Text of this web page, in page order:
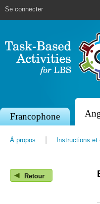
Se connecter
◀ Retour
SFrancophone
À propos Instructions et